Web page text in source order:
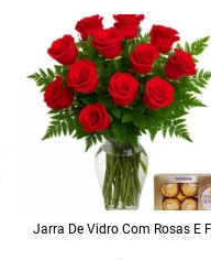
Jarra De Vidro Com Rosas E